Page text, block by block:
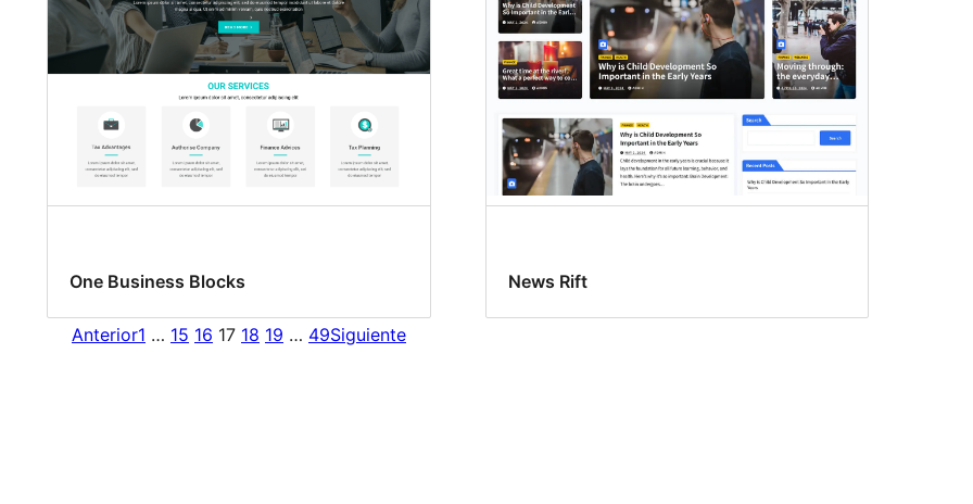
One Business Blocks News Rift
Anterior1 … 15 16 17 18 19 … 49Siguiente